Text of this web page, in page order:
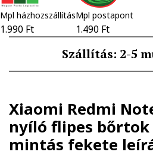
Mpl házhozszállítás
1.990 Ft
Mpl postapont
1.490 Ft
Szállítás: 2-5
Xiaomi Redmi
nyíló flipes bőrtok
mintás fekete